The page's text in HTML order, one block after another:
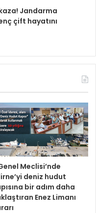
Jandarma
çift hayatını
Meclisi’nde
deniz hudut
bir adım daha
Enez Limanı